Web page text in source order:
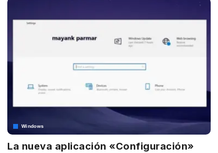
Windows
La nueva aplicación «Configuración»